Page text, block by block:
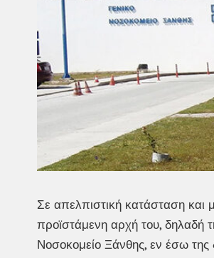
Σε απελπιστική κατάσταση και
προϊστάμενη αρχή του, δηλαδή
Νοσοκομείο Ξάνθης, εν έσω της